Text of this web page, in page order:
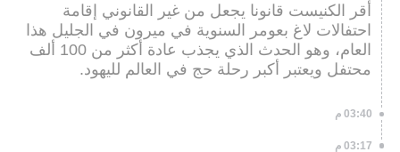
أقر الكنيست قانونا يجعل من غير القانوني إقامة
احتفالات لاغ بعومر السنوية في ميرون في الجليل هذا
العام، وهو الحدث الذي يجذب عادة أكثر من 100 ألف
محتفل ويعتبر أكبر رحلة حج في العالم لليهود.
03:40 م
03:17 م